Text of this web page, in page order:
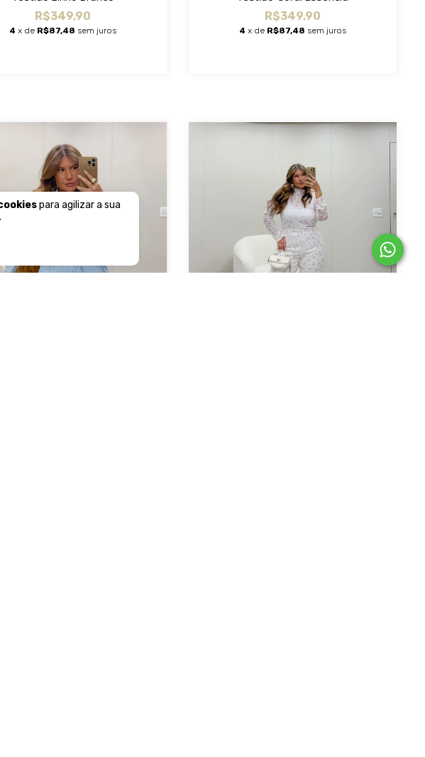
para agilizar a sua
R$349,90
4 x de R$87,48 sem juros
R$349,90
4 x de R$87,48 sem juros